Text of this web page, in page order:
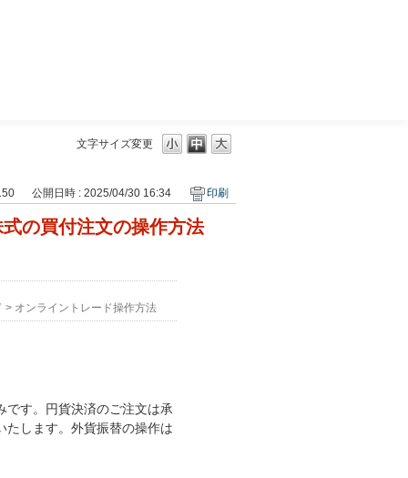
文字サイズ変更
公開日時 : 2025/04/30 16:34 印刷
の買付注文の操作方法
> オンライントレード操作方法
です。円貨決済のご注文は承
たします。外貨振替の操作は